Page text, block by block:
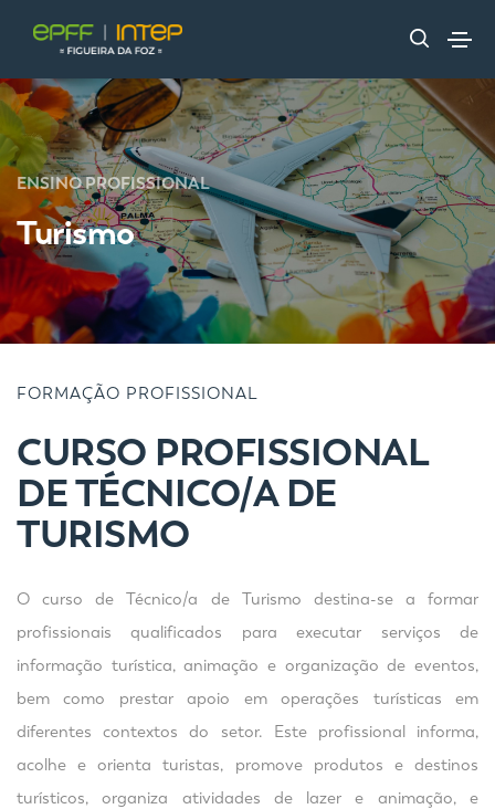
ENSINO PROFISSIONAL
Turismo
FORMAÇÃO PROFISSIONAL
CURSO PROFISSIONAL
DE TÉCNICO/A DE
TURISMO
O curso de Técnico/a de Turismo destina-se a formar
profissionais qualificados para executar serviços de
informação turística, animação e organização de eventos,
bem como prestar apoio em operações turísticas em
diferentes contextos do setor. Este profissional informa,
acolhe e orienta turistas, promove produtos e destinos
turísticos, organiza atividades de lazer e animação, e